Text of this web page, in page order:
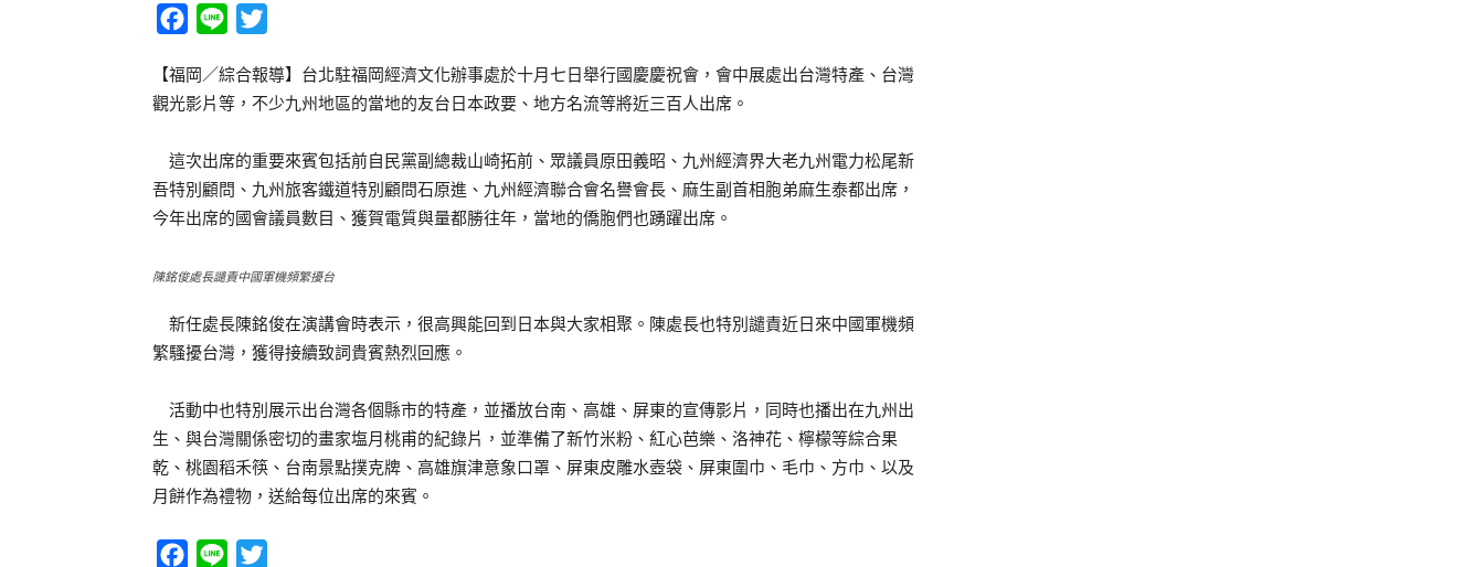
Facebook
Line
【福岡／綜合報導】台北駐福岡經濟文化辦事處於十月七日舉行國慶慶祝會，會中展處出台灣特產、台灣
觀光影片等，不少九州地區的當地的友台日本政要、地方名流等將近三百人出席。
這次出席的重要來賓包括前自民黨副總裁山崎拓前、眾議員原田義昭、九州經濟界大老九州電力松尾新
吾特別顧問、九州旅客鐵道特別顧問石原進、九州經濟聯合會名譽會長、麻生副首相胞弟麻生泰都出席，
今年出席的國會議員數目、獲賀電質與量都勝往年，當地的僑胞們也踴躍出席。
陳銘俊處長譴責中國軍機頻繁擾台
新任處長陳銘俊在演講會時表示，很高興能回到日本與大家相聚。陳處長也特別譴責近日來中國軍機頻
繁騷擾台灣，獲得接續致詞貴賓熱烈回應。
活動中也特別展示出台灣各個縣市的特產，並播放台南、高雄、屏東的宣傳影片，同時也播出在九州出
生、與台灣關係密切的畫家塩月桃甫的紀錄片，並準備了新竹米粉、紅心芭樂、洛神花、檸檬等綜合果
乾、桃園稻禾筷、台南景點撲克牌、高雄旗津意象口罩、屏東皮雕水壺袋、屏東圍巾、毛巾、方巾、以及
月餅作為禮物，送給每位出席的來賓。
Facebook
Line